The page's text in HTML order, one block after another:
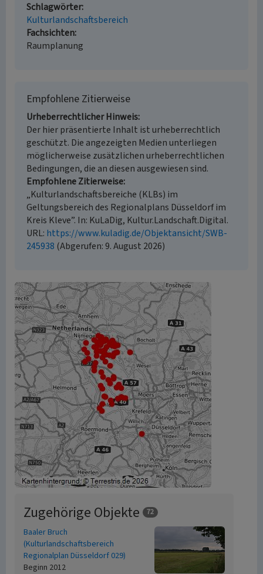
Schlagwörter
Kulturlandschaftsbereich
Fachsichten
Raumplanung
Empfohlene Zitierweise
Urheberrechtlicher Hinweis
Der hier präsentierte Inhalt ist urheberrechtlich
geschützt. Die angezeigten Medien unterliegen
möglicherweise zusätzlichen urheberrechtlichen
Bedingungen, die an diesen ausgewiesen sind.
Empfohlene Zitierweise
„Kulturlandschaftsbereiche (KLBs) im
Geltungsbereich des Regionalplans Düsseldorf im
Kreis Kleve”. In: KuLaDig, Kultur.Landschaft.Digital.
URL: https://www.kuladig.de/Objektansicht/SWB-
245938 (Abgerufen: 9. August 2026)
Zugehörige Objekte 72
Baaler Bruch
(Kulturlandschaftsbereich
Regionalplan Düsseldorf 029)
Beginn 2012